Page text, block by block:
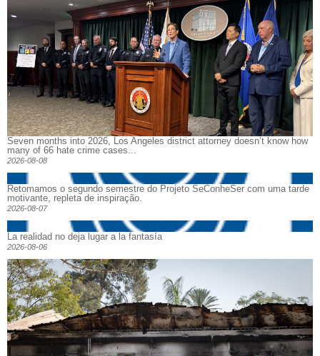
Seven months into 2026, Los Angeles district attorney doesn’t know how
many of 66 hate crime cases...
2026-08-08
Retomamos o segundo semestre do Projeto SeConheSer com uma tarde
motivante, repleta de inspiração.
2026-08-07
La realidad no deja lugar a la fantasía
2026-08-06